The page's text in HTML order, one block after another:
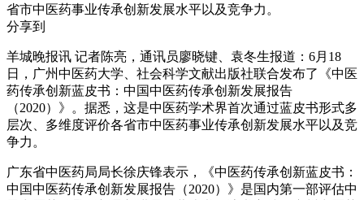
省市中医药事业传承创新发展水平以及竞争力。
分享到
羊城晚报讯 记者陈亮，通讯员廖晓键、袁冬生报道：6月18
日，广州中医药大学、社会科学文献出版社联合发布了《中医
药传承创新蓝皮书：中国中医药传承创新发展报告
（2020）》。据悉，这是中医药学术界首次通过蓝皮书形式多
层次、多维度评价各省市中医药事业传承创新发展水平以及竞
争力。
广东省中医药局局长徐庆锋表示，《中医药传承创新蓝皮书：
中国中医药传承创新发展报告（2020）》是国内第一部评估中